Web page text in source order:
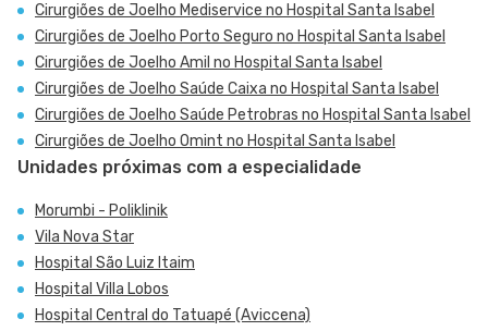
Cirurgiões de Joelho Mediservice no Hospital Santa Isabel
Cirurgiões de Joelho Porto Seguro no Hospital Santa Isabel
Cirurgiões de Joelho Amil no Hospital Santa Isabel
Cirurgiões de Joelho Saúde Caixa no Hospital Santa Isabel
Cirurgiões de Joelho Saúde Petrobras no Hospital Santa Isabel
Cirurgiões de Joelho Omint no Hospital Santa Isabel
Unidades próximas com a especialidade
Morumbi - Poliklinik
Vila Nova Star
Hospital São Luiz Itaim
Hospital Villa Lobos
Hospital Central do Tatuapé (Aviccena)